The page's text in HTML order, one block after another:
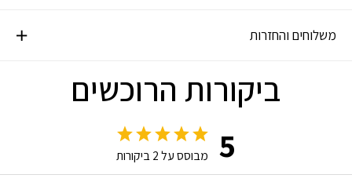
משלוחים והחזרות
ביקורות הרוכשים
5 מבוסס על2ביקורות